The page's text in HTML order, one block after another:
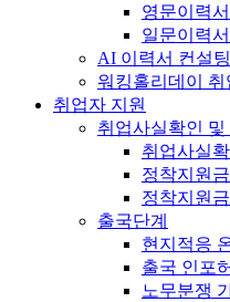
영문이력
일문이력
AI 이력서 컨설팅
워킹홀리데이 취
취업자 지원
취업사실확인
취업사실
정착지원
정착지원
출국단계
현지적응
출국 인포
노무분쟁